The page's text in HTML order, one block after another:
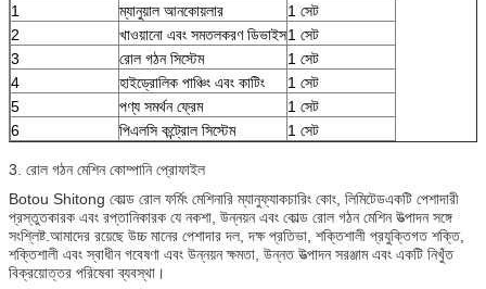
1
ম্যানুয়াল আনকোয়লার
1 সেট
2
খাওয়ানো এবং সমতলকরণ ডিভাইস1 সেট
3
রোল গঠন সিস্টেম
1 সেট
4
হাইড্রোলিক পাঞ্চিং এবং কাটিং
1 সেট
5
পণ্য সমর্থন ফ্রেম
1 সেট
6
পিএলসি কন্ট্রোল সিস্টেম 1 সেট
3. রোল গঠন মেশিন কোম্পানি প্রোফাইল
Botou Shitong কোল্ড রোল ফর্মিং মেশিনারি ম্যানুফ্যাকচারিং কোং, লিমিটেডএকটি পেশাদারী
প্রস্তুতকারক এবং রপ্তানিকারক যে নকশা, উন্নয়ন এবং কোল্ড রোল গঠন মেশিন উত্পাদন সঙ্গে
সংশ্লিষ্ট.আমাদের রয়েছে উচ্চ মানের পেশাদার দল, দক্ষ প্রতিভা, শক্তিশালী প্রযুক্তিগত শক্তি,
শক্তিশালী এবং স্বাধীন গবেষণা এবং উন্নয়ন ক্ষমতা, উন্নত উত্পাদন সরঞ্জাম এবং একটি নিখুঁত
বিক্রয়োত্তর পরিষেবা ব্যবস্থা।